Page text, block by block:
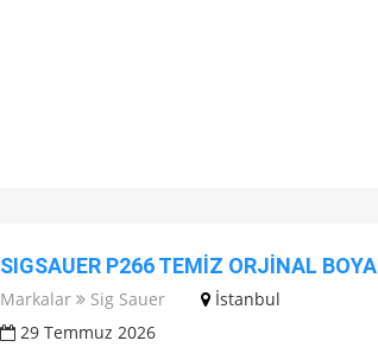
SIGSAUER P266 TEMİZ ORJİNAL BOYA
Markalar Sig Sauer
İstanbul
29 Temmuz 2026